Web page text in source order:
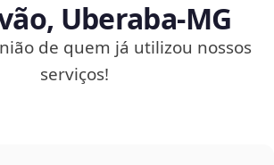
Uberaba‑MG
de quem já utilizou nossos
serviços!